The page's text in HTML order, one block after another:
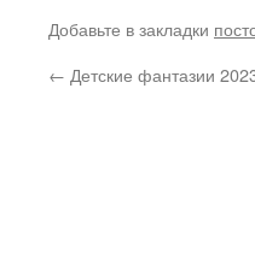
Добавьте в закладки
← Детские фантазии